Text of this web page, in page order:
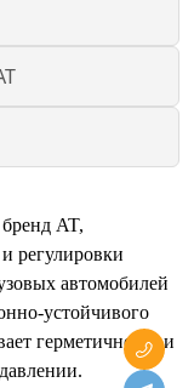
AT,
регулировки
автомобилей
устойчивого
герметичность и